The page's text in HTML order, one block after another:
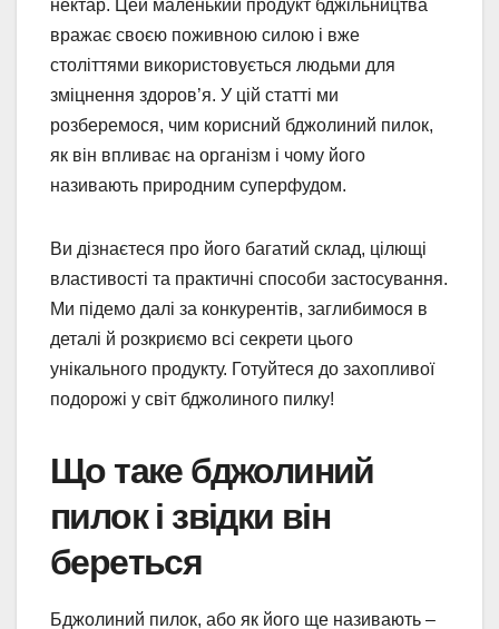
нектар. Цей маленький продукт бджільництва
вражає своєю поживною силою і вже
століттями використовується людьми для
зміцнення здоров’я. У цій статті ми
розберемося, чим корисний бджолиний пилок,
як він впливає на організм і чому його
називають природним суперфудом.
Ви дізнаєтеся про його багатий склад, цілющі
властивості та практичні способи застосування.
Ми підемо далі за конкурентів, заглибимося в
деталі й розкриємо всі секрети цього
унікального продукту. Готуйтеся до захопливої
подорожі у світ бджолиного пилку!
Що таке бджолиний
пилок і звідки він
береться
Бджолиний пилок, або як його ще називають –